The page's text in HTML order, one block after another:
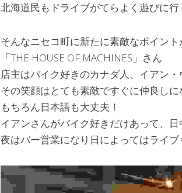
北海道民もドライブがてらよく遊びに行
そんなニセコ町に新たに素敵なポイント
「THE HOUSE OF MACHINES」さん
店主はバイク好きのカナダ人、イアン・
その笑顔はとても素敵ですぐに仲良し
もちろん日本語も大丈夫！
イアンさんがバイク好きだけあって、
夜はバー営業になり日によってはライブ